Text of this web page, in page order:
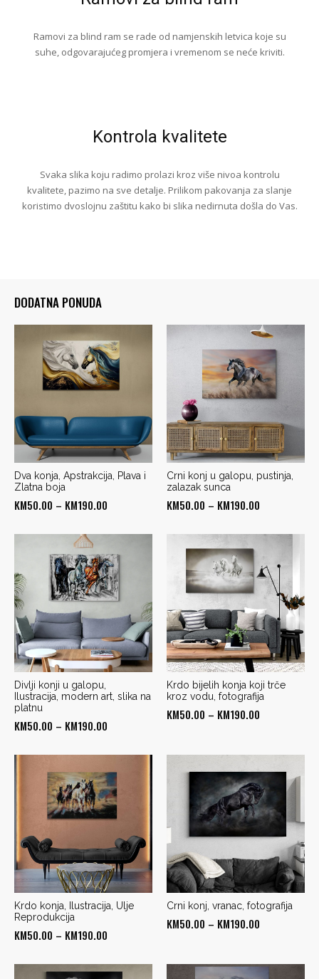
Ramovi za blind ram se rade od namjenskih letvica koje su
suhe, odgovarajućeg promjera i vremenom se neće kriviti.
Kontrola kvalitete
Svaka slika koju radimo prolazi kroz više nivoa kontrolu
kvalitete, pazimo na sve detalje. Prilikom pakovanja za slanje
koristimo dvoslojnu zaštitu kako bi slika nedirnuta došla do Vas.
DODATNA PONUDA
Dva konja, Apstrakcija, Plava i
Zlatna boja
KM50.00 – KM190.00
through
KM190.00
Crni konj u galopu, pustinja,
zalazak sunca
KM50.00 – KM190.00
KM50.00
through
KM190.00
Divlji konji u galopu,
Ilustracija, modern art, slika na
platnu
KM50.00 – KM190.00
through
KM190.00
Krdo bijelih konja koji trče
kroz vodu, fotografija
KM50.00 – KM190.00
KM190.00
Krdo konja, Ilustracija, Ulje
Reprodukcija
KM50.00 – KM190.00
KM50.00
Crni konj, vranac, fotografija
KM50.00 – KM190.00